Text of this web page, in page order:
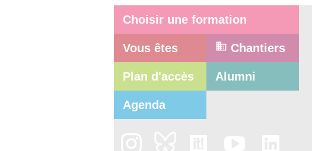
Choisir une formation
Vous êtes Chantiers
Plan d'accès Alumni
Agenda